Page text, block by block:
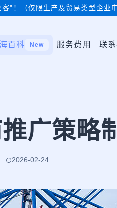
"！（仅限生产及贸易类型企业
百科 New 服务费用 联系
广策略
2026-02-24